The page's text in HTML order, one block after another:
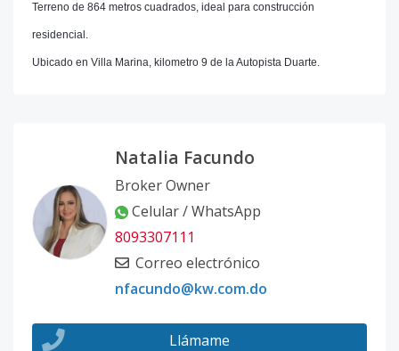
Terreno de 864 metros cuadrados, ideal para construcción
residencial.
Ubicado en Villa Marina, kilometro 9 de la Autopista Duarte.
Natalia Facundo
Broker Owner
Celular / WhatsApp
8093307111
Correo electrónico
nfacundo@kw.com.do
Llámame